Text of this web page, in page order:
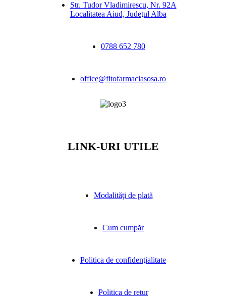
Str. Tudor Vladimirescu, Nr. 92A
Localitatea Aiud, Judeţul Alba
0788 652 780
office@fitofarmaciasosa.ro
LINK-URI UTILE
Modalităţi de plată
Cum cumpăr
Politica de confidenţialitate
Politica de retur